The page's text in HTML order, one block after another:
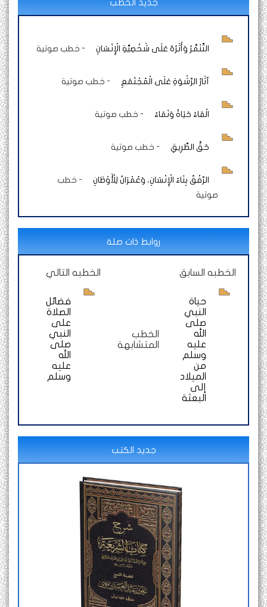
جديد الخطب
التَّنَمُّرُ وَأَثَرُهُ عَلَى شَخْصِيَّةِ الْإِنْسَانِ - خطب صوتية
آثَارُ الرِّشْوَةِ عَلَى الْمُجْتَمَعِ - خطب صوتية
الْمَاءُ حَيَاةٌ وَنَمَاءٌ - خطب صوتية
حَقُّ الطَّرِيقِ - خطب صوتية
الرِّفْقُ بِنَاءُ الْإِنْسَانِ، وَعُمْرَانٌ لِلْأَوْطَانِ - خطب
صوتية
روابط ذات صلة
الخطبه السابق
حياة
النبي
صلى
الله
عليه
وسلم
من
الميلاد
إلى
البعثة
الخطب
المتشابهة
الخطبه التالي
فضائل
الصلاة
على
النبي
صلى
الله
عليه
وسلم
جديد الكتب